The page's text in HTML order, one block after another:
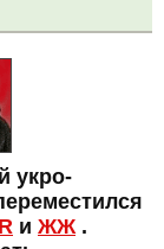
укро-
и ЖЖ .